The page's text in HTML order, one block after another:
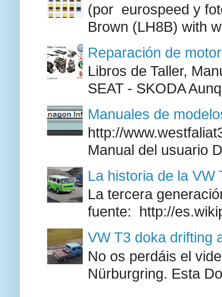
(por eurospeed y
Brown (LH8B) with
Reparación de
Libros de Taller,
SEAT - SKODA
Manuales de
http://
Manual del usuario
La historia de la
La tercera
fuente: http://
VW T3 doka drifting
No os perdáis el
Nürburgring. Esta